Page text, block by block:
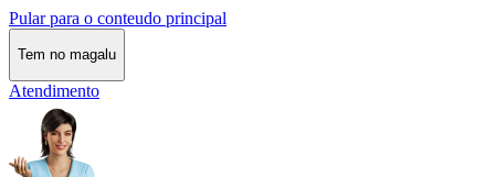
Pular para o conteudo principal
Tem no magalu
Atendimento